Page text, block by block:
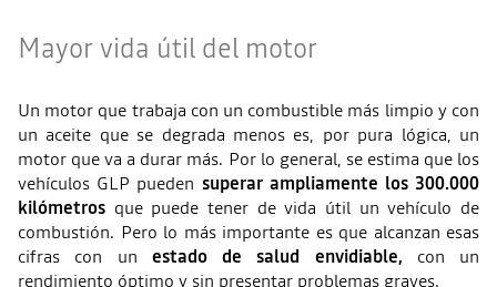
Mayor vida útil del motor
Un motor que trabaja con un combustible más limpio y con
un aceite que se degrada menos es, por pura lógica, un
motor que va a durar más. Por lo general, se estima que los
vehículos GLP pueden superar ampliamente los 300.000
kilómetros que puede tener de vida útil un vehículo de
combustión. Pero lo más importante es que alcanzan esas
cifras con un estado de salud envidiable, con un
rendimiento óptimo y sin presentar problemas graves.